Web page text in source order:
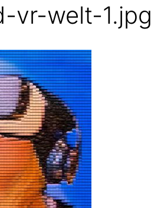
vr-welt-1.jpg